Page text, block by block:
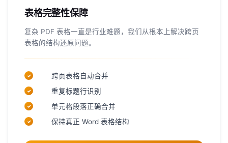
表格完整性保障
复杂 PDF 表格一直是行业难题，我们从根本上解决跨页
表格的结构还原问题。
✓ 跨页表格自动合并
✓ 重复标题行识别
✓ 单元格段落正确合并
✓ 保持真正 Word 表格结构